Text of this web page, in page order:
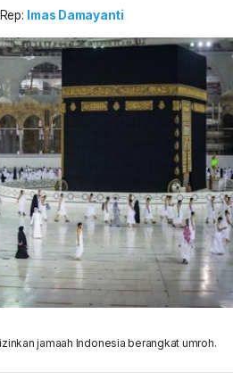
Rep: Imas Damayanti
jamaah Indonesia berangkat umroh.